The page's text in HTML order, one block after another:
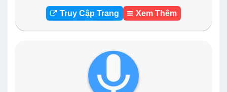
Truy Cập Trang Xem Thêm